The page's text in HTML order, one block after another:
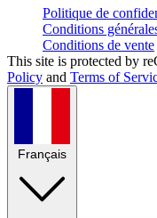
Politique de
Conditions
Conditions de vente
This site is protected by
Policy and Terms of
Français